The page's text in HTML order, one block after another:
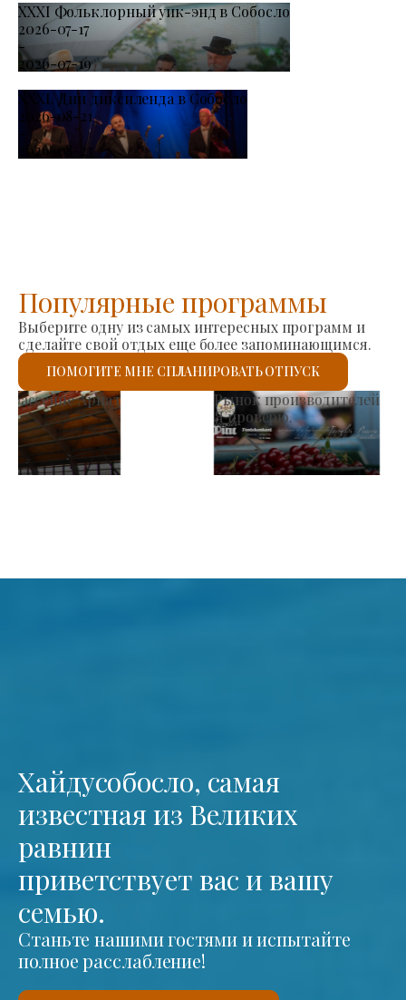
XXXI Фольклорный уик-энд в Собосло
2026-07-17
-
2026-07-19
XXXI. Дни диксиленда в Собосло
2026-08-21
-
2026-08-23
Популярные программы
Выберите одну из самых интересных программ и
сделайте свой отдых еще более запоминающимся.
ПОМОГИТЕ МНЕ СПЛАНИРОВАТЬ ОТПУСК
Римско-католическая церковь Святого Ласло
Я проверю.
Хайдусобосло, самая
известная из Великих
равнин
приветствует вас и вашу
семью.
Станьте нашими гостями и испытайте
полное расслабление!